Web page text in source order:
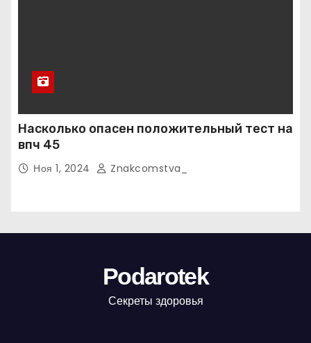
Насколько опасен положительный тест на
впч 45
Ноя 1, 2024 Znakcomstva_
Podarotek
Секреты здоровья